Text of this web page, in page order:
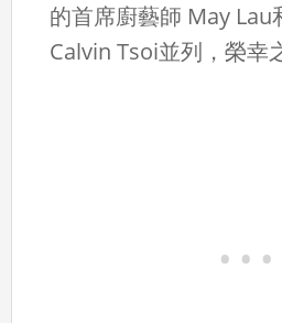
的首席廚藝師 May Lau
Calvin Tsoi並列，榮幸